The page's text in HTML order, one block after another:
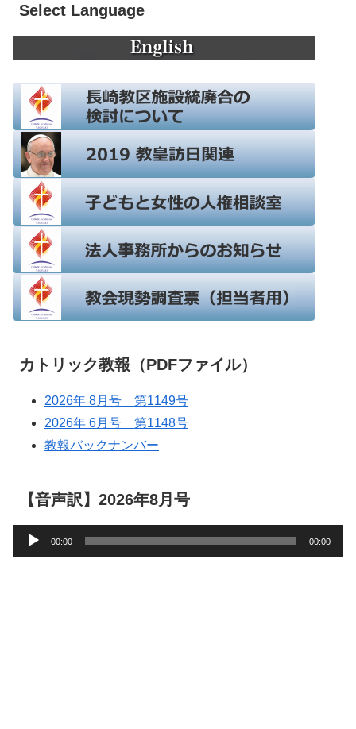
Select Language
カトリック教報（PDFファイル）
2026年 8月号 第1149号
2026年 6月号 第1148号
教報バックナンバー
【音声訳】2026年8月号
声
00:00 00:00